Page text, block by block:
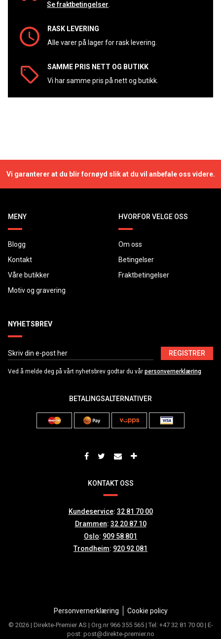
Se fraktbetingelser
RASK LEVERING
Alle varer på lager for rask levering.
SAMME PRIS NETT OG BUTIKK
Vi har samme pris på nett og butikk.
Vi garanterer at du blir fornøyd slik at du vil anbefale oss videre.
MENY
Blogg
Kontakt
Våre butikker
Motiv og gravering
HVORFOR VELGE OSS
Om oss
Betingelser
Fraktbetingelser
NYHETSBREV
REGISTRER
Ved å melde deg på vårt nyhetsbrev godtar du vår personvernerklæring
BETALINGSALTERNATIVER
KONTAKT OSS
Kundeservice: 32 81 70 00
Drammen: 32 20 87 10
Oslo: 909 58 801
Trondheim: 920 92 081
Personvernerklæring Cookie policy
© 2026 | Direkte-Premier AS | Org.nr 966 355 565 | Tel: +47 32 81 70 00 | E-
post: post@direkte-premier.no